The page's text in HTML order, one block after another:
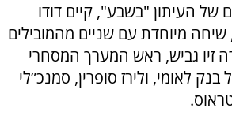
של העיתון "בשבע", קיים דודו
מיוחדת עם שניים מהמובילים
זיו גביש, ראש המערך המסחרי
לאומי, ולירז סופרין, סמנכ”לי